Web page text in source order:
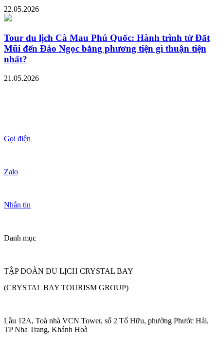
22.05.2026
Tour du lịch Cà Mau Phú Quốc: Hành trình từ Đất
Mũi đến Đảo Ngọc bằng phương tiện gì thuận tiện
nhất?
21.05.2026
Gọi điện
Zalo
Nhắn tin
Danh mục
TẬP ĐOÀN DU LỊCH CRYSTAL BAY
(CRYSTAL BAY TOURISM GROUP)
Lầu 12A, Toà nhà VCN Tower, số 2 Tố Hữu, phường Phước Hải,
TP Nha Trang, Khánh Hoà